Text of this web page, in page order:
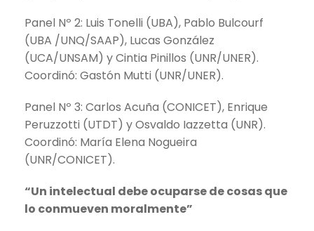
Panel Nº 2: Luis Tonelli (UBA), Pablo Bulcourf
(UBA /UNQ/SAAP), Lucas González
(UCA/UNSAM) y Cintia Pinillos (UNR/UNER).
Coordinó: Gastón Mutti (UNR/UNER).
Panel Nº 3: Carlos Acuña (CONICET), Enrique
Peruzzotti (UTDT) y Osvaldo Iazzetta (UNR).
Coordinó: María Elena Nogueira
(UNR/CONICET).
“Un intelectual debe ocuparse de cosas que
lo conmueven moralmente”